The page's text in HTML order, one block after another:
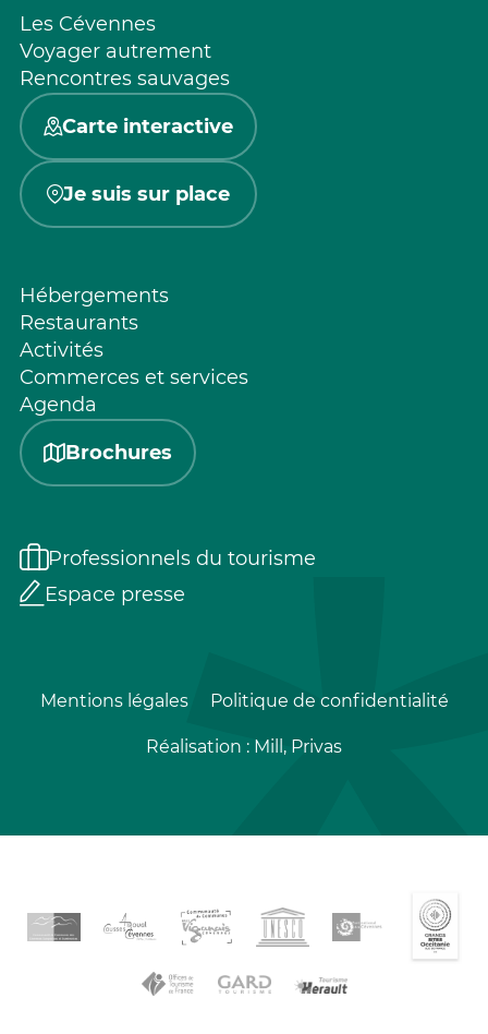
Les Cévennes
Voyager autrement
Rencontres sauvages
Carte interactive
Je suis sur place
Hébergements
Restaurants
Activités
Commerces et services
Agenda
Brochures
Professionnels du tourisme
Espace presse
Mentions légales Politique de confidentialité
Réalisation : Mill, Privas